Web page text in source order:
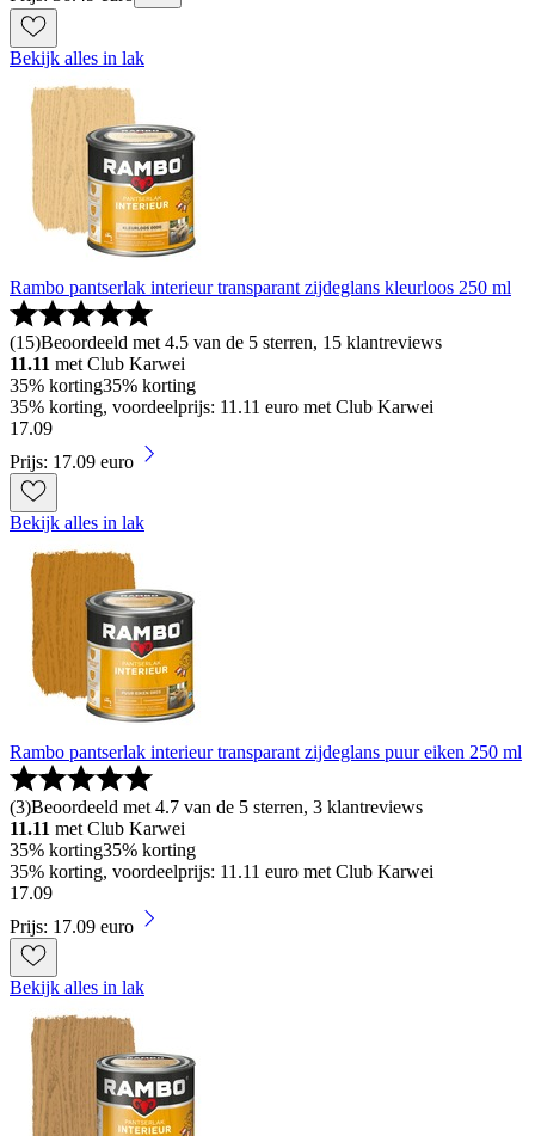
Bekijk alles in lak
Rambo pantserlak interieur transparant zijdeglans kleurloos 250 ml
(15)Beoordeeld met 4.5 van de 5 sterren, 15 klantreviews
11.11 met Club Karwei
35% korting35% korting
35% korting, voordeelprijs: 11.11 euro met Club Karwei
17.09
Prijs: 17.09 euro
Bekijk alles in lak
Rambo pantserlak interieur transparant zijdeglans puur eiken 250 ml
(3)Beoordeeld met 4.7 van de 5 sterren, 3 klantreviews
11.11 met Club Karwei
35% korting35% korting
35% korting, voordeelprijs: 11.11 euro met Club Karwei
17.09
Prijs: 17.09 euro
Bekijk alles in lak